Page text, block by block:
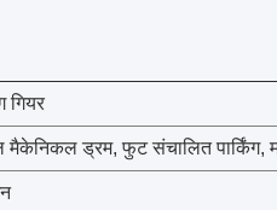
गियर
मैकेनिकल ड्रम, फुट संचालित पार्किंग,